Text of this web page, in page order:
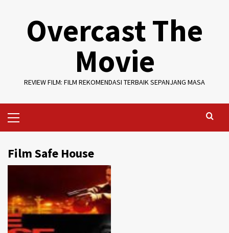
Overcast The
Movie
REVIEW FILM: FILM REKOMENDASI TERBAIK SEPANJANG MASA
Menu
Film Safe House